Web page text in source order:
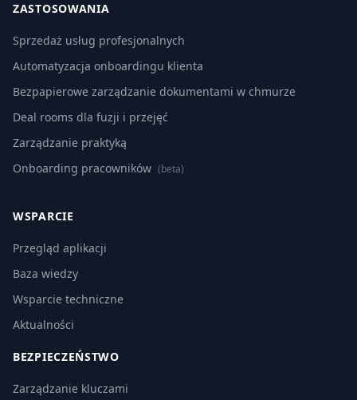
ZASTOSOWANIA
Sprzedaż usług profesjonalnych
Automatyzacja onboardingu klienta
Bezpapierowe zarządzanie dokumentami w chmurze
Deal rooms dla fuzji i przejęć
Zarządzanie praktyką
Onboarding pracowników (beta)
WSPARCIE
Przegląd aplikacji
Baza wiedzy
Wsparcie techniczne
Aktualności
BEZPIECZEŃSTWO
Zarządzanie kluczami